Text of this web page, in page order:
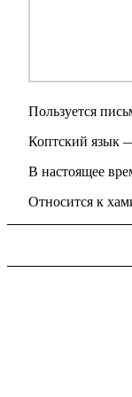
Пользуется
Коптский язык
В настоящее
Относится к